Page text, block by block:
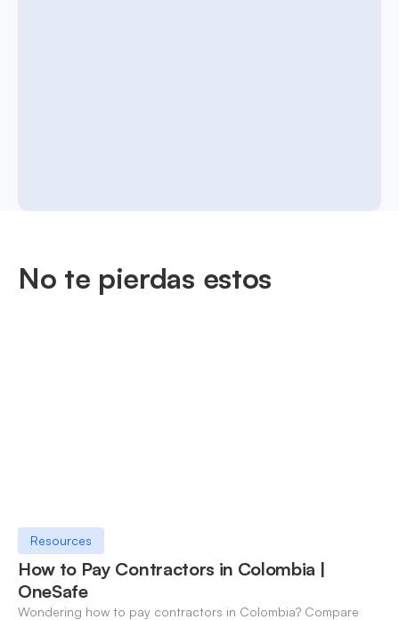
No te pierdas estos
Resources
How to Pay Contractors in Colombia |
OneSafe
Wondering how to pay contractors in Colombia? Compare